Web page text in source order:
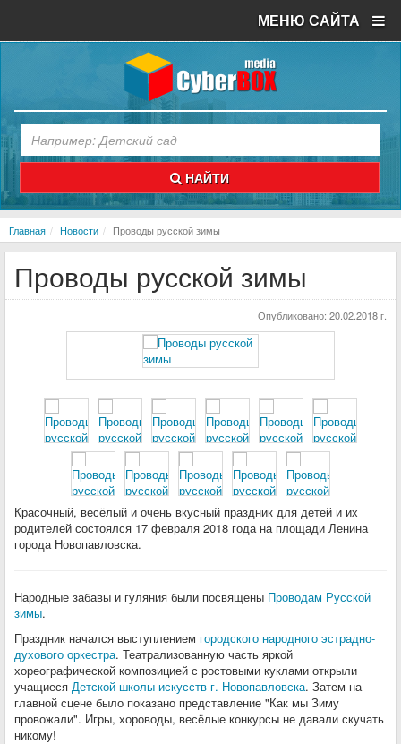
МЕНЮ САЙТА
НАЙТИ
Главная Новости Проводы русской зимы
Проводы русской зимы
Опубликовано: 20.02.2018 г.
Красочный, весёлый и очень вкусный праздник для детей и их
родителей состоялся 17 февраля 2018 года на площади Ленина
города Новопавловска.
Народные забавы и гуляния были посвящены Проводам Русской
зимы.
Праздник начался выступлением городского народного эстрадно-
духового оркестра. Театрализованную часть яркой
хореографической композицией с ростовыми куклами открыли
учащиеся Детской школы искусств г. Новопавловска. Затем на
главной сцене было показано представление "Как мы Зиму
провожали". Игры, хороводы, весёлые конкурсы не давали скучать
никому!